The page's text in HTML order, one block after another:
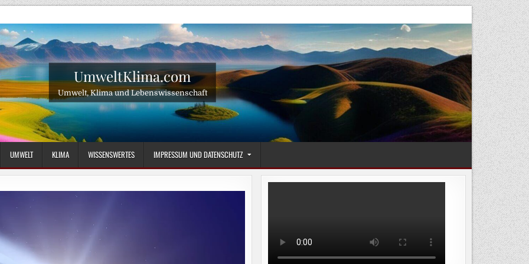
UmweltKlima.com
Umwelt, Klima und Lebenswissenschaft
UMWELT KLIMA WISSENSWERTES IMPRESSUM UND DATENSCHUTZ